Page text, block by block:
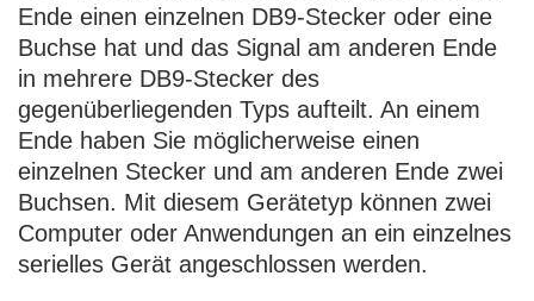
Ende einen einzelnen DB9-Stecker oder eine
Buchse hat und das Signal am anderen Ende
in mehrere DB9-Stecker des
gegenüberliegenden Typs aufteilt. An einem
Ende haben Sie möglicherweise einen
einzelnen Stecker und am anderen Ende zwei
Buchsen. Mit diesem Gerätetyp können zwei
Computer oder Anwendungen an ein einzelnes
serielles Gerät angeschlossen werden.